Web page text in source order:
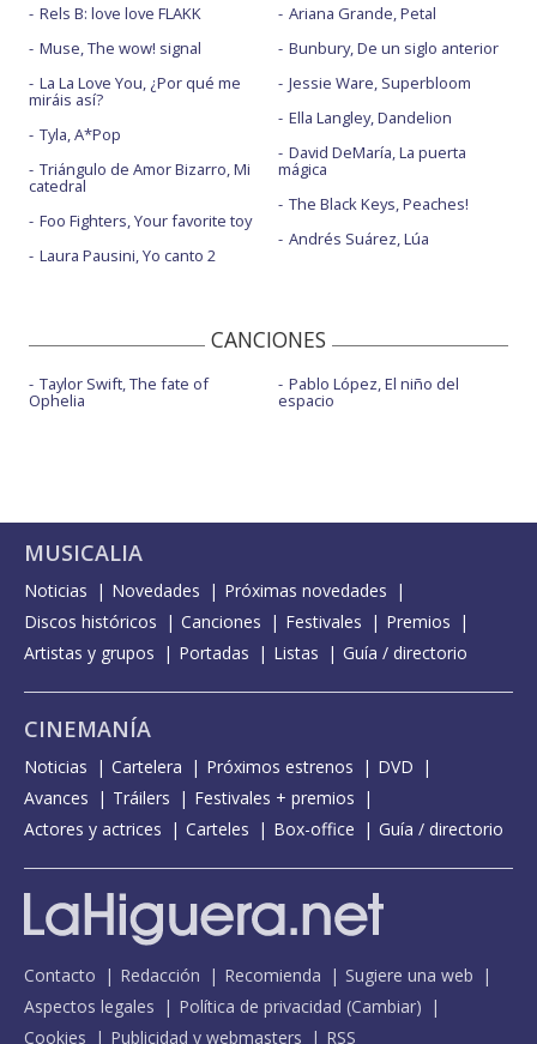
Rels B: love love FLAKK
Muse, The wow! signal
La La Love You, ¿Por qué me
miráis así?
Tyla, A*Pop
Triángulo de Amor Bizarro, Mi
catedral
Foo Fighters, Your favorite toy
Laura Pausini, Yo canto 2
Ariana Grande, Petal
Bunbury, De un siglo anterior
Jessie Ware, Superbloom
Ella Langley, Dandelion
David DeMaría, La puerta
mágica
The Black Keys, Peaches!
Andrés Suárez, Lúa
CANCIONES
Taylor Swift, The fate of
Ophelia
Pablo López, El niño del
espacio
MUSICALIA
Noticias Novedades
Próximas novedades
Discos históricos
Canciones Festivales
Premios
Artistas y grupos
Portadas Listas Guía / directorio
CINEMANÍA
Noticias Cartelera Próximos estrenos
DVD
Avances
Tráilers
Festivales + premios
Actores y actrices
Carteles Box-office Guía / directorio
Contacto Redacción Recomienda
Sugiere una web
Aspectos legales
Política de privacidad (Cambiar)
Cookies
Publicidad y webmasters RSS